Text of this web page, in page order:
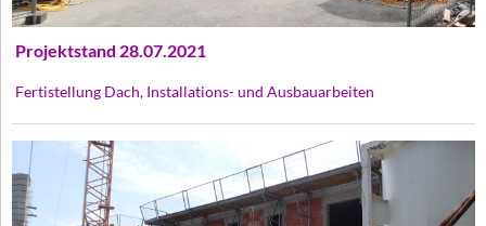
Projektstand 28.07.2021
Fertistellung Dach, Installations- und Ausbauarbeiten